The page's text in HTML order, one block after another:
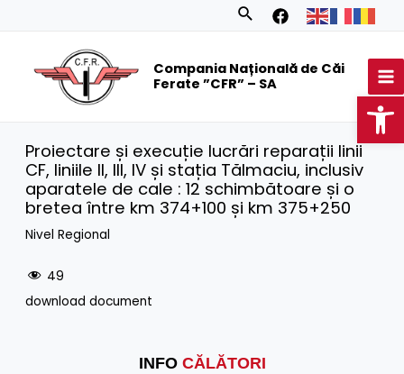
Search
Compania Națională de Căi
Ferate ”CFR” – SA
INFO CĂLĂTORI
Proiectare și execuție lucrări reparații linii
CF, liniile II, III, IV și stația Tălmaciu, inclusiv
aparatele de cale : 12 schimbătoare și o
bretea între km 374+100 și km 375+250
Nivel Regional
49
download document